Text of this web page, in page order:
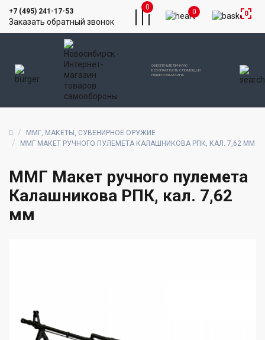
+7 (495) 241-17-53
Заказать обратный звонок
ОБЕСПЕЧЬТЕ ЛИЧНУЮ
БЕЗОПАСНОСТЬ С ПОМОЩЬЮ
НАШЕГО МАГАЗИНА
0
0 0
ММГ, МАКЕТЫ, СУВЕНИРНОЕ ОРУЖИЕ
ММГ МАКЕТ РУЧНОГО ПУЛЕМЕТА КАЛАШНИКОВА РПК, КАЛ. 7,62 ММ
ММГ Макет ручного пулемета
Калашникова РПК, кал. 7,62
мм